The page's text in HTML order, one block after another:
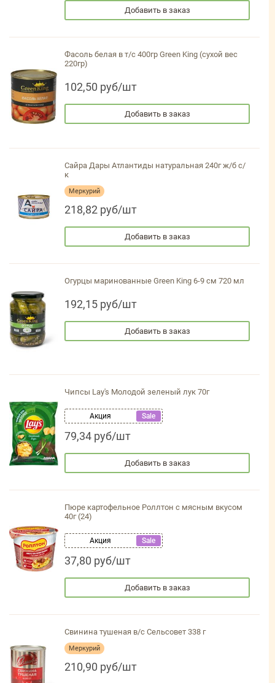
Добавить в заказ
Фасоль белая в т/с 400гр Green King (сухой вес
220гр)
102,50 руб/шт
Добавить в заказ
Сайра Дары Атлантиды натуральная 240г ж/б с/
к
Меркурий
218,82 руб/шт
Добавить в заказ
Огурцы маринованные Green King 6-9 см 720 мл
192,15 руб/шт
Добавить в заказ
Чипсы Lay's Молодой зеленый лук 70г
Акция Sale
79,34 руб/шт
Добавить в заказ
Пюре картофельное Роллтон с мясным вкусом
40г (24)
Акция Sale
37,80 руб/шт
Добавить в заказ
Свинина тушеная в/с Сельсовет 338 г
Меркурий
210,90 руб/шт